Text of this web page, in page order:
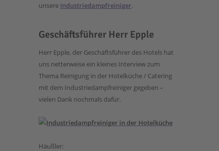
unsere Industriedampfreiniger.
Geschäftsführer Herr Epple
Herr Epple, der Geschäftsführer des Hotels hat
uns netterweise ein kleines Interview zum
Thema Reinigung in der Hotelküche / Catering
mit dem Industriedampfreiniger gegeben –
vielen Dank nochmals dafür.
Häußler: